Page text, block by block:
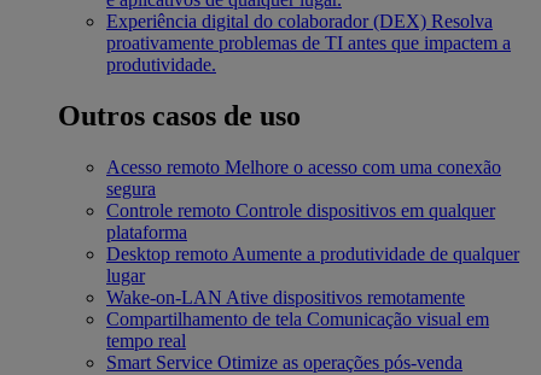
Experiência digital do colaborador (DEX) Resolva
proativamente problemas de TI antes que impactem a
produtividade.
Outros casos de uso
Acesso remoto Melhore o acesso com uma conexão
segura
Controle remoto Controle dispositivos em qualquer
plataforma
Desktop remoto Aumente a produtividade de qualquer
lugar
Wake-on-LAN Ative dispositivos remotamente
Compartilhamento de tela Comunicação visual em
tempo real
Smart Service Otimize as operações pós-venda